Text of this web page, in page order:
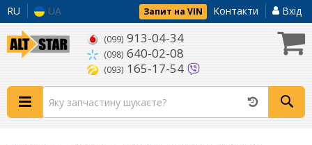
RU UA Запит на VIN Контакти Вхід
(099) 913-04-34
(098) 640-02-08
(093) 165-17-54